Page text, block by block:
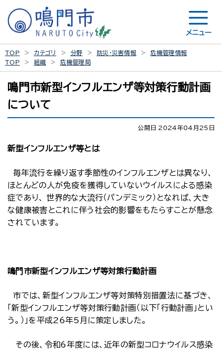
メニュー
TOP カテゴリ 分野 防災・災害情報
危機管理情報
TOP
組織 危機管理局
鳴門市新型インフルエンザ等対策行動計画
について
公開日 2024年04月25日
新型インフルエンザ等とは
毎年流行を繰り返す季節性のインフルエンザとは異なり、
ほとんどの人が免疫を獲得していないウイルスによる感染
症であり、 世界的な大流行（パンデミック）となれば、大き
な健康被害とこれに伴う社会的影響をもたらすことが懸念
されています。
鳴門市新型インフルエンザ等対策行動計画
市では、新型インフルエンザ等対策特別措置法に基づき、
「新型インフルエンザ等対策行動計画（以下「行動計画」とい
う。）」を平成26年5月に策定しました。
その後、令和6年度には、近年の新型コロナウイルス感染